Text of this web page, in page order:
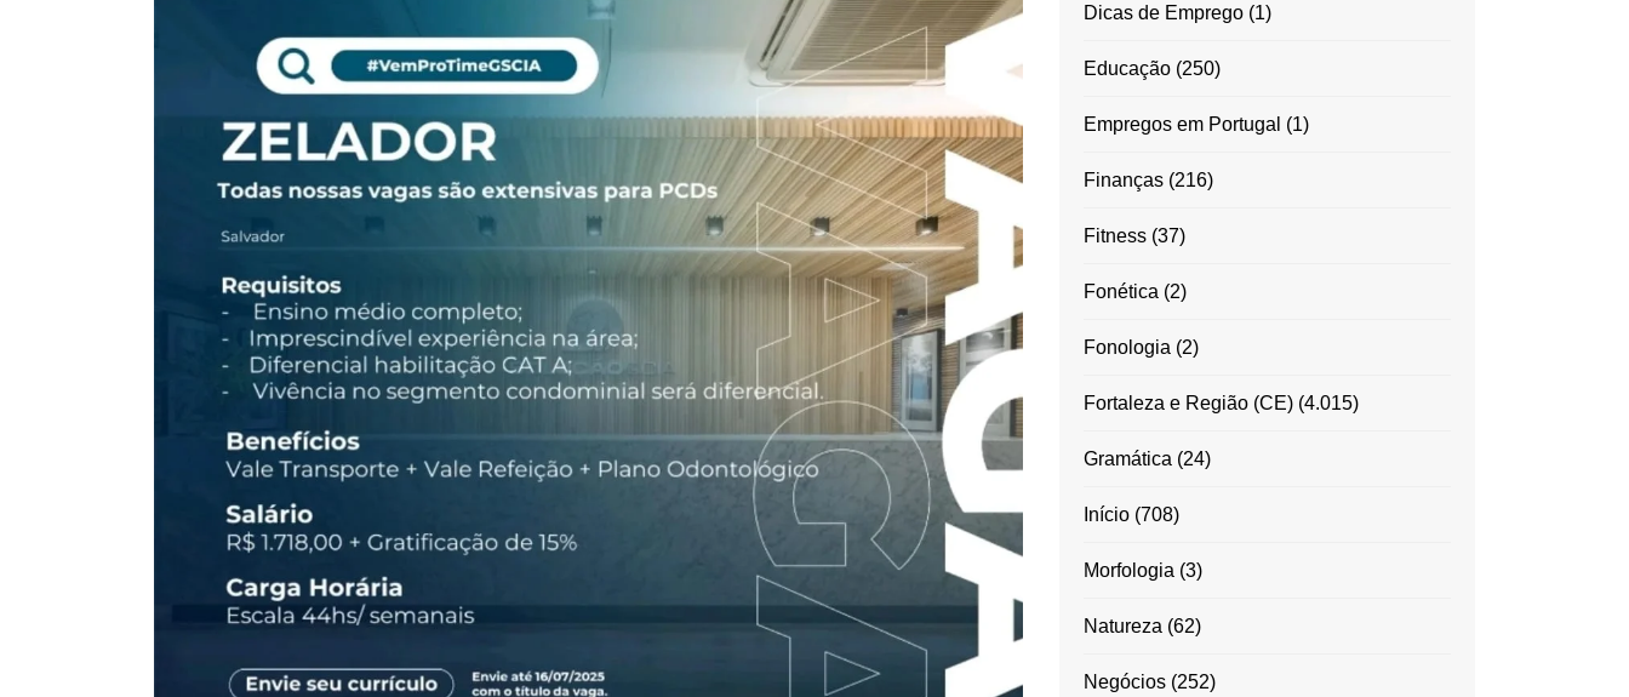
Dicas de Emprego(1)
Educação(250)
Empregos em Portugal (1)
Finanças(216)
Fitness(37)
Fonética (2)
Fonologia (2)
Fortaleza e Região (CE)(4.015)
Gramática (24)
Início(708)
Morfologia (3)
Natureza (62)
Negócios(252)